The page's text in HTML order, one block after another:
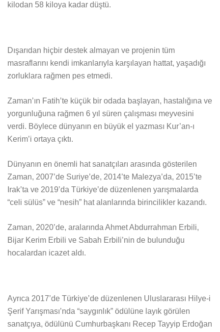
kilodan 58 kiloya kadar düştü.
Dışarıdan hiçbir destek almayan ve projenin tüm
masraflarını kendi imkanlarıyla karşılayan hattat, yaşadığı
zorluklara rağmen pes etmedi.
Zaman’ın Fatih’te küçük bir odada başlayan, hastalığına ve
yorgunluğuna rağmen 6 yıl süren çalışması meyvesini
verdi. Böylece dünyanın en büyük el yazması Kur’an-ı
Kerim’i ortaya çıktı.
Dünyanın en önemli hat sanatçıları arasında gösterilen
Zaman, 2007’de Suriye’de, 2014’te Malezya’da, 2015’te
Irak’ta ve 2019’da Türkiye’de düzenlenen yarışmalarda
“celi sülüs” ve “nesih” hat alanlarında birincilikler kazandı.
Zaman, 2020’de, aralarında Ahmet Abdurrahman Erbili,
Bijar Kerim Erbili ve Sabah Erbili’nin de bulunduğu
hocalardan icazet aldı.
Ayrıca 2017’de Türkiye’de düzenlenen Uluslararası Hilye-i
Şerif Yarışması’nda “saygınlık” ödülüne layık görülen
sanatçıya, ödülünü Cumhurbaşkanı Recep Tayyip Erdoğan